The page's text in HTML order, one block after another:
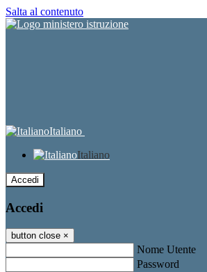
Salta al contenuto
Italiano
Italiano
Accedi
Accedi
button close ×
Nome Utente
Password